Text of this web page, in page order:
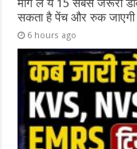
मांग लें ये 15 सबसे जरूरी
सकता है पेंच और रुक जाएगी
6 hours ago